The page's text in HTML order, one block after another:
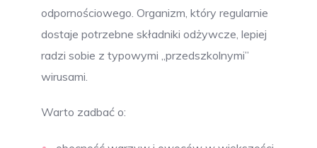
odpornościowego. Organizm, który regularnie
dostaje potrzebne składniki odżywcze, lepiej
radzi sobie z typowymi „przedszkolnymi”
wirusami.
Warto zadbać o: